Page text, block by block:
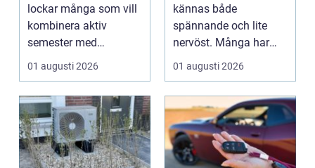
lockar många som vill
kombinera aktiv
semester med
avkoppling, god mat
och enke...
01 augusti 2026
kännas både
spännande och lite
nervöst. Många har
ärvt mynt, hittat gamla
burkar ...
01 augusti 2026